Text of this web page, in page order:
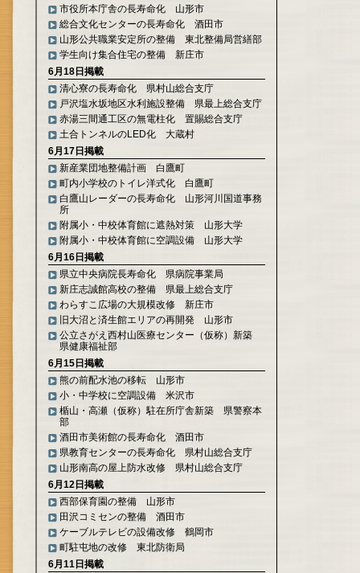
市役所本庁舎の長寿命化 山形市
総合文化センターの長寿命化 酒田市
山形公共職業安定所の整備 東北整備局営繕部
学生向け集合住宅の整備 新庄市
6月18日掲載
清心寮の長寿命化 県村山総合支庁
戸沢塩水坂地区水利施設整備 県最上総合支庁
赤湯三間通工区の無電柱化 置賜総合支庁
土合トンネルのLED化 大蔵村
6月17日掲載
新産業団地整備計画 白鷹町
町内小学校のトイレ洋式化 白鷹町
白鷹山レーダーの長寿命化 山形河川国道事務
所
附属小・中校体育館に遮熱対策 山形大学
附属小・中校体育館に空調設備 山形大学
6月16日掲載
県立中央病院長寿命化 県病院事業局
新庄志誠館高校の整備 県最上総合支庁
わらすこ広場の大規模改修 新庄市
旧大沼と済生館エリアの再開発 山形市
公立さがえ西村山医療センター（仮称）新築
県健康福祉部
6月15日掲載
熊の前配水池の移転 山形市
小・中学校に空調設備 米沢市
楯山・高瀬（仮称）駐在所庁舎新築 県警察本
部
酒田市美術館の長寿命化 酒田市
県教育センターの長寿命化 県村山総合支庁
山形南高の屋上防水改修 県村山総合支庁
6月12日掲載
西部保育園の整備 山形市
田沢コミセンの整備 酒田市
ケーブルテレビの設備改修 鶴岡市
町駐屯地の改修 東北防衛局
6月11日掲載